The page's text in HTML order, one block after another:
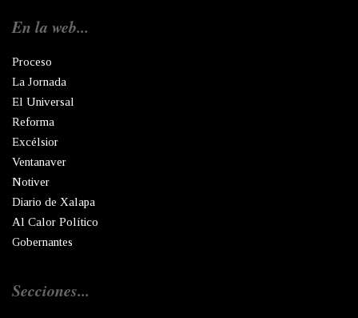
En la web...
Proceso
La Jornada
El Universal
Reforma
Excélsior
Ventanaver
Notiver
Diario de Xalapa
Al Calor Político
Gobernantes
Secciones...